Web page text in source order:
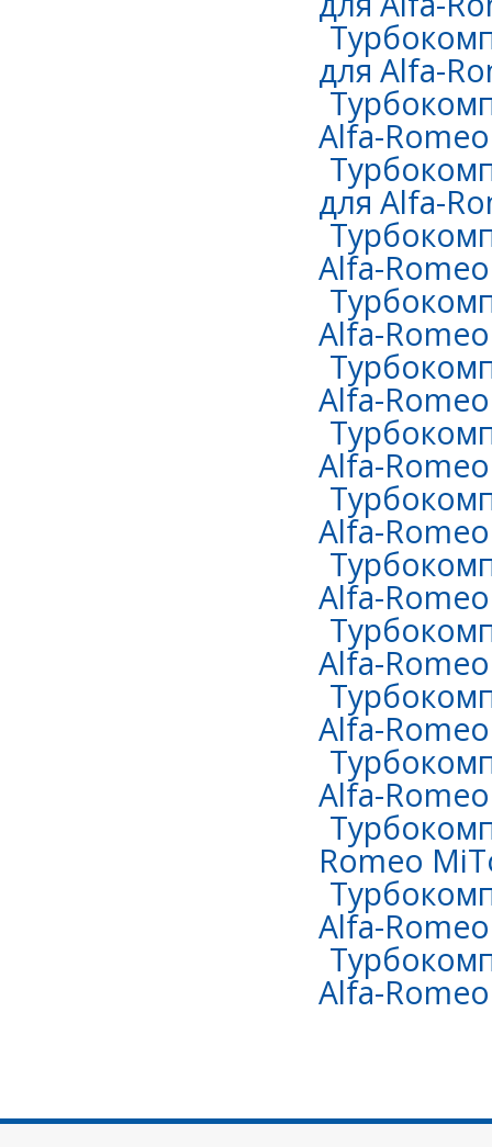
для Alfa-
Alfa-
для Alfa-
Alfa-
Alfa-
Alfa-
Alfa-
Alfa-Romeo
Alfa-Romeo
Alfa-
Alfa-
Alfa-
Romeo
Alfa-
Alfa-